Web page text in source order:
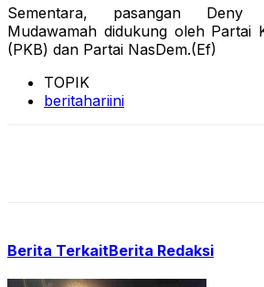
Sementara, pasangan Deny
Mudawamah didukung oleh Partai
(PKB) dan Partai NasDem.(Ef)
TOPIK
beritahariini
Berita TerkaitBerita Redaksi